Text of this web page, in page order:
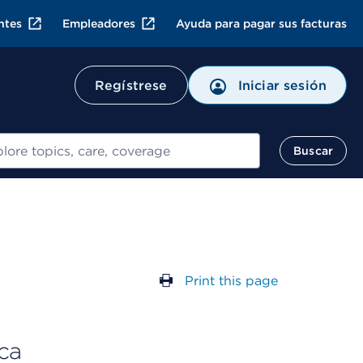
Empleadores Ayuda para pagar sus facturas
Regístrese Iniciar sesión
Buscar
Print this page